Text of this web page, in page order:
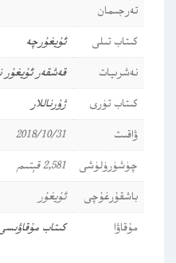
تەرجىمان
كىتاب تىلى
ئۇيغۇرچە
نەشرىيات
قەشقەر ئۇيغۇر
كىتاب تۈرى
ژۇرناللار
ۋاقىت
2018/10/31
چۈشۈرۈلۈشى
2,581 قېتىم
باشقۇرغۇچى
ئۇيغۇر
مۇقاۋا
كىتاب